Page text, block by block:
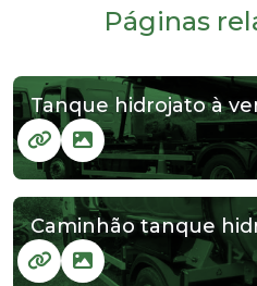
Páginas
Tanque hidrojato à
Caminhão tanque